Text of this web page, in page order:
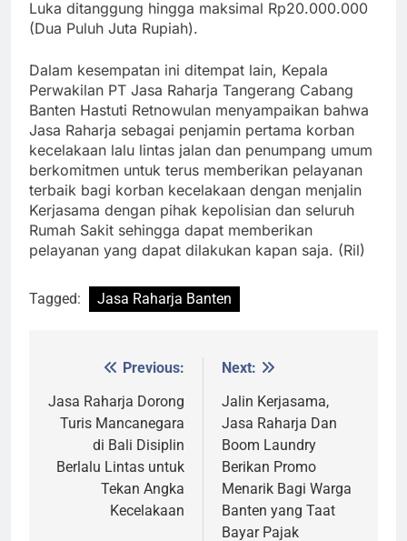
Luka ditanggung hingga maksimal Rp20.000.000
(Dua Puluh Juta Rupiah).
Dalam kesempatan ini ditempat lain, Kepala
Perwakilan PT Jasa Raharja Tangerang Cabang
Banten Hastuti Retnowulan menyampaikan bahwa
Jasa Raharja sebagai penjamin pertama korban
kecelakaan lalu lintas jalan dan penumpang umum
berkomitmen untuk terus memberikan pelayanan
terbaik bagi korban kecelakaan dengan menjalin
Kerjasama dengan pihak kepolisian dan seluruh
Rumah Sakit sehingga dapat memberikan
pelayanan yang dapat dilakukan kapan saja. (Ril)
Tagged: Jasa Raharja Banten
navigation
Previous:
Jasa Raharja Dorong
Turis Mancanegara
di Bali Disiplin
Berlalu Lintas untuk
Tekan Angka
Kecelakaan
Next:
Jalin Kerjasama,
Jasa Raharja Dan
Boom Laundry
Berikan Promo
Menarik Bagi Warga
Banten yang Taat
Bayar Pajak